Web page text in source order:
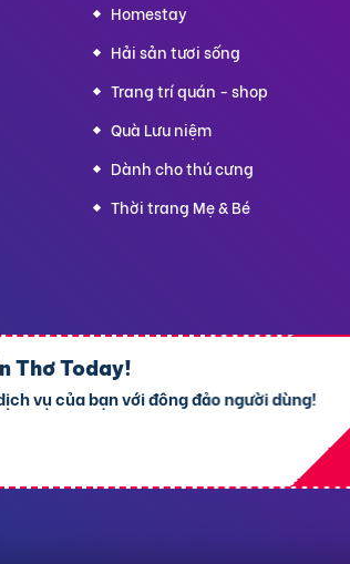
Thơ Today!
vụ của bạn với đông đảo người dùng!
Homestay
Hải sản tươi sống
Trang trí quán - shop
Quà Lưu niệm
Dành cho thú cưng
Thời trang Mẹ & Bé
trụ sở chính: 7 Trần Minh Sơn, phường Tân
cấp: Phòng Đăng ký kinh doanh – Sở kế
hoạt động -Chính sách giải quyết khiếu nại